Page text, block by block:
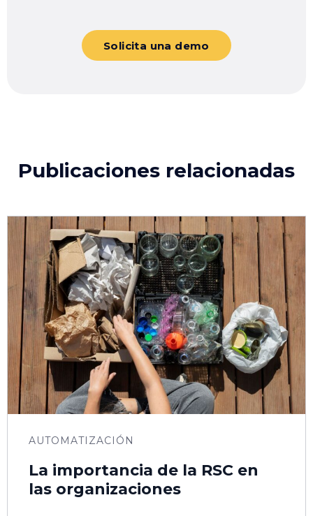
Solicita una demo
Publicaciones relacionadas
AUTOMATIZACIÓN
La importancia de la RSC en
las organizaciones